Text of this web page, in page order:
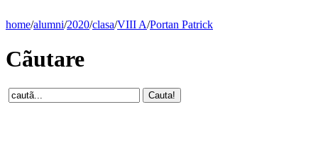
home/alumni/2020/clasa/VIII A/Portan Patrick
Cãutare